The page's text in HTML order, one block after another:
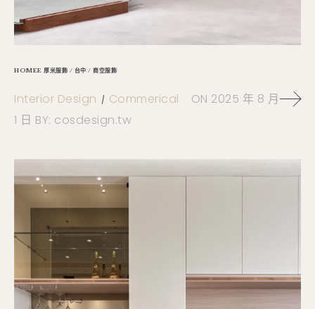
HOMEE 厚米服飾 / 台中 / 商空服飾
Interior Design Commerical ON 2025 年 8 月
1 日 BY: cosdesign.tw